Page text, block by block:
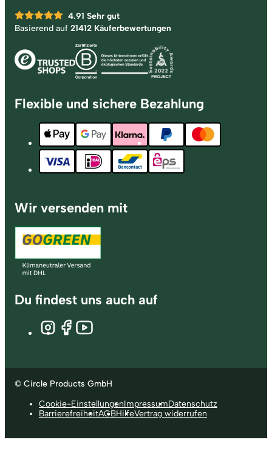
4.91 Sehr gut
Basierend auf 21412 Käuferbewertungen
Flexible und sichere Bezahlung
Wir versenden mit
Du findest uns auch auf
© Circle Products GmbH
Cookie-EinstellungenImpressumDatenschutz
BarrierefreiheitAGBHilfeVertrag widerrufen